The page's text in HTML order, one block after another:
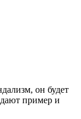
он будет
пример и